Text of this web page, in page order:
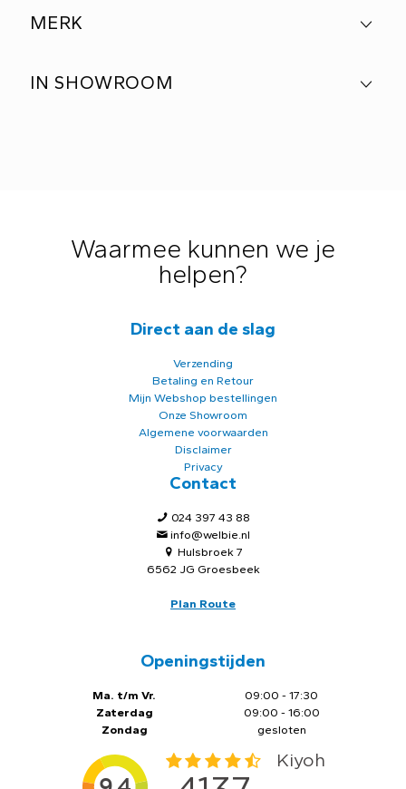
MERK
IN SHOWROOM
Waarmee kunnen we je
helpen?
Direct aan de slag
Verzending
Betaling en Retour
Mijn Webshop bestellingen
Onze Showroom
Algemene voorwaarden
Disclaimer
Privacy
Contact
024 397 43 88
info@welbie.nl
Hulsbroek 7
6562 JG Groesbeek
Plan Route
Openingstijden
Ma. t/m Vr.
Zaterdag
Zondag
09:00 - 17:30
09:00 - 16:00
gesloten